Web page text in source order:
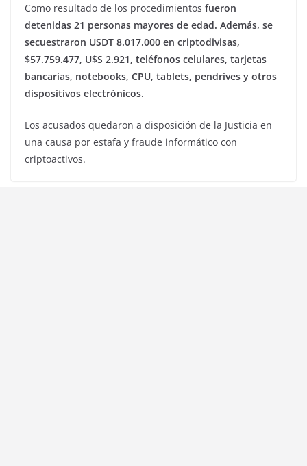
Como resultado de los procedimientos fueron
detenidas 21 personas mayores de edad. Además, se
secuestraron USDT 8.017.000 en criptodivisas,
$57.759.477, U$S 2.921, teléfonos celulares, tarjetas
bancarias, notebooks, CPU, tablets, pendrives y otros
dispositivos electrónicos.
Los acusados quedaron a disposición de la Justicia en
una causa por estafa y fraude informático con
criptoactivos.